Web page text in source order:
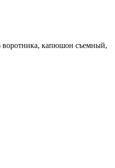
воротника, капюшон съемный,